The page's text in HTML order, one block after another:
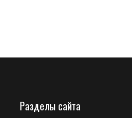
Разделы сайта